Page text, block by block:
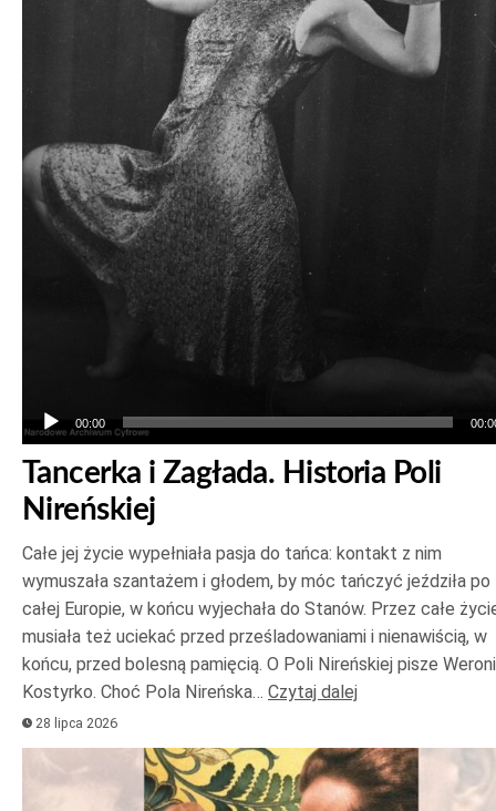
00:00
Tancerka i Zagłada. Historia Poli
Nireńskiej
Całe jej życie wypełniała pasja do tańca: kontakt z nim
wymuszała szantażem i głodem, by móc tańczyć jeździła po
całej Europie, w końcu wyjechała do Stanów. Przez całe
musiała też uciekać przed prześladowaniami i nienawiścią, w
końcu, przed bolesną pamięcią. O Poli Nireńskiej pisze
Kostyrko. Choć Pola Nireńska… Czytaj dalej
28 lipca 2026
plików